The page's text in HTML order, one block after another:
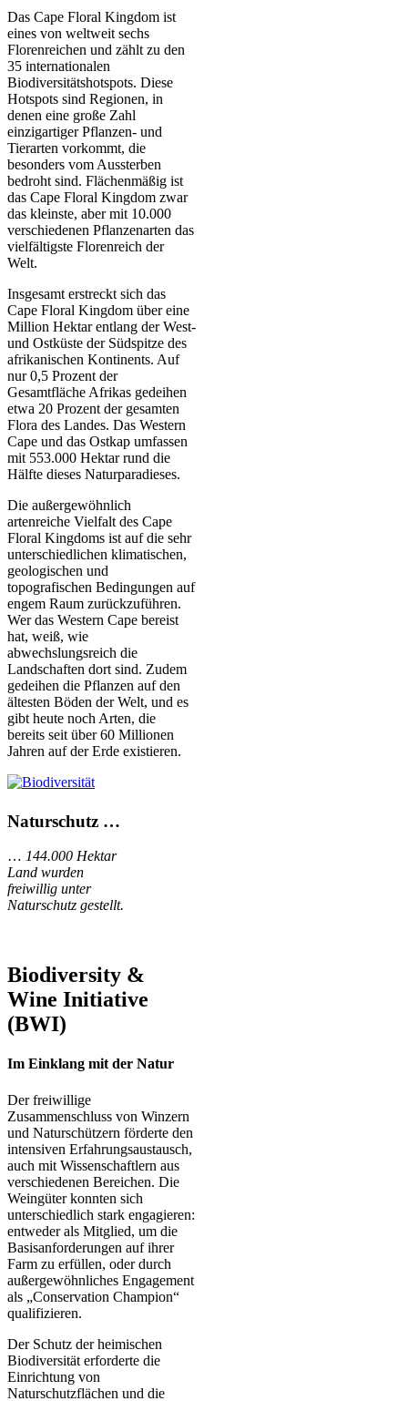
Das Cape Floral Kingdom ist
eines von weltweit sechs
Florenreichen und zählt zu den
35 internationalen
Biodiversitätshotspots. Diese
Hotspots sind Regionen, in
denen eine große Zahl
einzigartiger Pflanzen- und
Tierarten vorkommt, die
besonders vom Aussterben
bedroht sind. Flächenmäßig ist
das Cape Floral Kingdom zwar
das kleinste, aber mit 10.000
verschiedenen Pflanzenarten das
vielfältigste Florenreich der
Welt.
Insgesamt erstreckt sich das
Cape Floral Kingdom über eine
Million Hektar entlang der West-
und Ostküste der Südspitze des
afrikanischen Kontinents. Auf
nur 0,5 Prozent der
Gesamtfläche Afrikas gedeihen
etwa 20 Prozent der gesamten
Flora des Landes. Das Western
Cape und das Ostkap umfassen
mit 553.000 Hektar rund die
Hälfte dieses Naturparadieses.
Die außergewöhnlich
artenreiche Vielfalt des Cape
Floral Kingdoms ist auf die sehr
unterschiedlichen klimatischen,
geologischen und
topografischen Bedingungen auf
engem Raum zurückzuführen.
Wer das Western Cape bereist
hat, weiß, wie
abwechslungsreich die
Landschaften dort sind. Zudem
gedeihen die Pflanzen auf den
ältesten Böden der Welt, und es
gibt heute noch Arten, die
bereits seit über 60 Millionen
Jahren auf der Erde existieren.
Naturschutz …
… 144.000 Hektar
Land wurden
freiwillig unter
Naturschutz gestellt.
Biodiversity &
Wine Initiative
(BWI)
Im Einklang mit der Natur
Der freiwillige
Zusammenschluss von Winzern
und Naturschützern förderte den
intensiven Erfahrungsaustausch,
auch mit Wissenschaftlern aus
verschiedenen Bereichen. Die
Weingüter konnten sich
unterschiedlich stark engagieren:
entweder als Mitglied, um die
Basisanforderungen auf ihrer
Farm zu erfüllen, oder durch
außergewöhnliches Engagement
als „Conservation Champion“
qualifizieren.
Der Schutz der heimischen
Biodiversität erforderte die
Einrichtung von
Naturschutzflächen und die